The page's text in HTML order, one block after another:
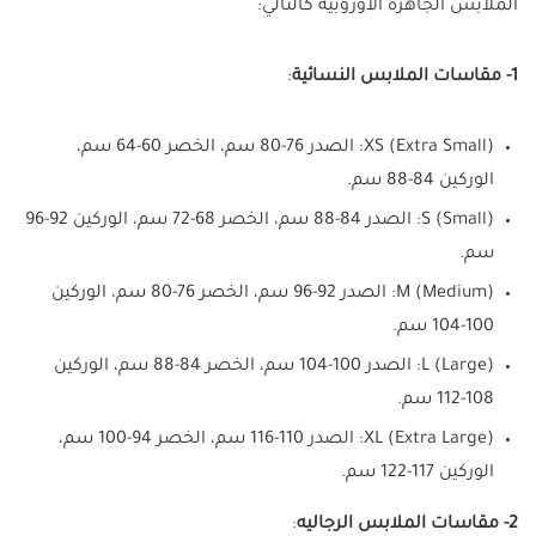
الملابس الجاهزه الأوروبية كالتالي:
1- مقاسات الملابس النسائية :
XS (Extra Small): الصدر 76-80 سم، الخصر 60-64 سم،
الوركين 84-88 سم.
S (Small): الصدر 84-88 سم، الخصر 68-72 سم، الوركين 92-96
سم.
M (Medium): الصدر 92-96 سم، الخصر 76-80 سم، الوركين
100-104 سم.
L (Large): الصدر 100-104 سم، الخصر 84-88 سم، الوركين
108-112 سم.
XL (Extra Large): الصدر 110-116 سم، الخصر 94-100 سم،
الوركين 117-122 سم.
2- مقاسات الملابس الرجاليه :